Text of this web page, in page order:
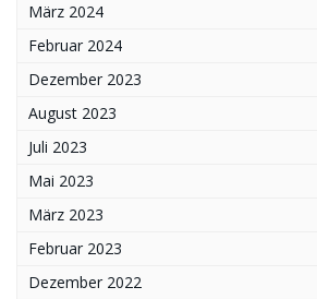
März 2024
Februar 2024
Dezember 2023
August 2023
Juli 2023
Mai 2023
März 2023
Februar 2023
Dezember 2022